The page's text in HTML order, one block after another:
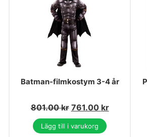
Batman-filmkostym 3-4 år
801.00kr 761.00 kr
Lägg till i varukorg